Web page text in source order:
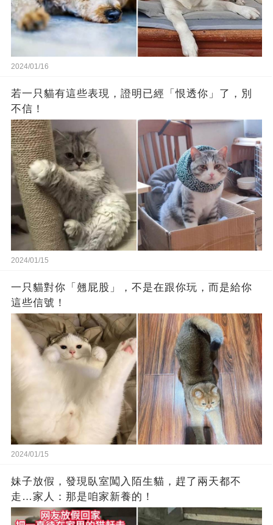
2024/01/16
若一只貓有這些表現，證明已經「恨透你」了，別
不信！
2024/01/15
一只貓對你「翹屁股」，不是在跟你玩，而是給你
這些信號！
2024/01/15
妹子放假，發現臥室闖入陌生貓，趕了兩天都不
走…家人：那是咱家新養的！